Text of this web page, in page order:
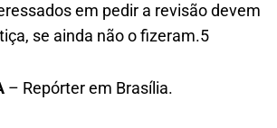
em pedir a revisão devem
se ainda não o fizeram.5
– Repórter em Brasília.